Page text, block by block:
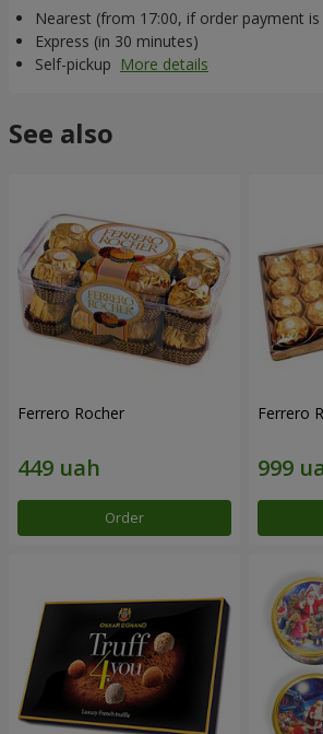
Nearest (from 17:00, if order payment
Express (in 30 minutes)
Self-pickup More details
See also
Ferrero Rocher
Order
Ferrero